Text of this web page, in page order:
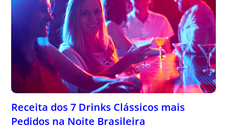
Receita dos 7 Drinks Clássicos mais
Pedidos na Noite Brasileira